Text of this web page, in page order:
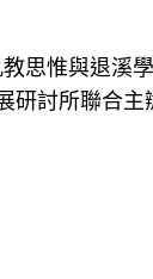
思惟與退溪
研討所聯合